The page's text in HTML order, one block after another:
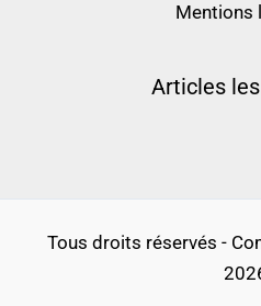
Mentions
Articles
Tous droits réservés -